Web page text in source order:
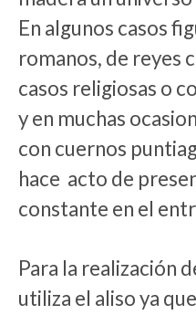
En algunos casos
romanos, de reyes
casos religiosas o
y en muchas
con cuernos
hace acto de
constante en el
Para la realización
utiliza el aliso ya